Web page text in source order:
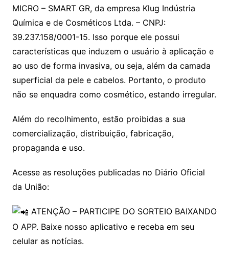
MICRO – SMART GR, da empresa Klug Indústria
Química e de Cosméticos Ltda. – CNPJ:
39.237.158/0001-15. Isso porque ele possui
características que induzem o usuário à aplicação e
ao uso de forma invasiva, ou seja, além da camada
superficial da pele e cabelos. Portanto, o produto
não se enquadra como cosmético, estando irregular.
Além do recolhimento, estão proibidas a sua
comercialização, distribuição, fabricação,
propaganda e uso.
Acesse as resoluções publicadas no Diário Oficial
da União:
ATENÇÃO – PARTICIPE DO SORTEIO BAIXANDO
O APP. Baixe nosso aplicativo e receba em seu
celular as notícias.